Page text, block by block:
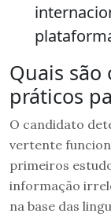
Quais são
práticos
O candidato
vertente
primeiros
informação
na base das